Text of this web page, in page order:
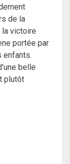
de la
la victoire
portée par
enfants.
belle
plutôt